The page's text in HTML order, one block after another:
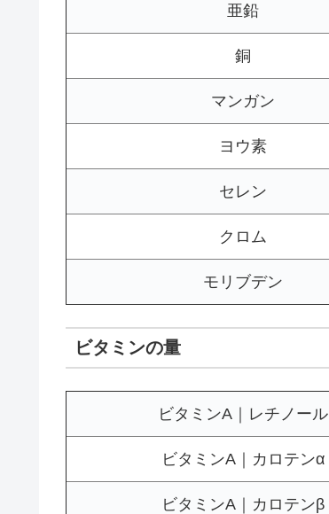
亜鉛
銅
マンガン
ヨウ素
セレン
クロム
モリブデン
ビタミンの量
ビタミンA｜レチノール
ビタミンA｜カロテンα
ビタミンA｜カロテンβ